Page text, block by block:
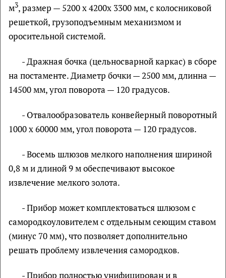
м3, размер — 5200 х 4200х 3300 мм, с колосниковой
решеткой, грузоподъемным механизмом и
оросительной системой.
- Дражная бочка (цельносварной каркас) в сборе
на постаменте. Диаметр бочки — 2500 мм, длинна —
14500 мм, угол поворота — 120 градусов.
- Отвалообразователь конвейерный поворотный
1000 х 60000 мм, угол поворота — 120 градусов.
- Восемь шлюзов мелкого наполнения шириной
0,8 м и длиной 9 м обеспечивают высокое
извлечение мелкого золота.
- Прибор может комплектоваться шлюзом с
самородкоуловителем с отдельным сеющим ставом
(минус 70 мм), что позволяет дополнительно
решать проблему извлечения самородков.
- Прибор полностью унифицирован и в